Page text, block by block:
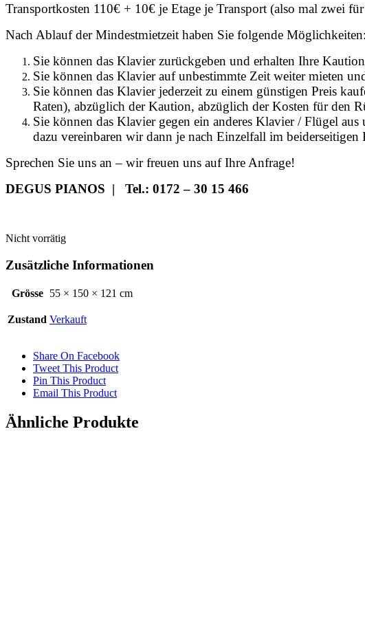
Transportkosten 110€ + 10€ je Etage je Transport (also mal zwei
Nach Ablauf der Mindestmietzeit haben Sie folgende Möglichkeiten:
Sie können das Klavier zurückgeben und erhalten Ihre
Sie können das Klavier auf unbestimmte Zeit weiter mieten
Sie können das Klavier jederzeit zu einem günstigen Preis
Raten), abzüglich der Kaution, abzüglich der Kosten für den
Sie können das Klavier gegen ein anderes Klavier / Flügel
dazu vereinbaren wir dann je nach Einzelfall im beiderseitigen
Sprechen Sie uns an – wir freuen uns auf Ihre Anfrage!
DEGUS PIANOS | Tel.: 0172 – 30 15 466
Nicht vorrätig
Zusätzliche Informationen
Grösse 55 × 150 × 121 cm
Zustand Verkauft
Share On Facebook
Tweet This Product
Pin This Product
Email This Product
Ähnliche Produkte